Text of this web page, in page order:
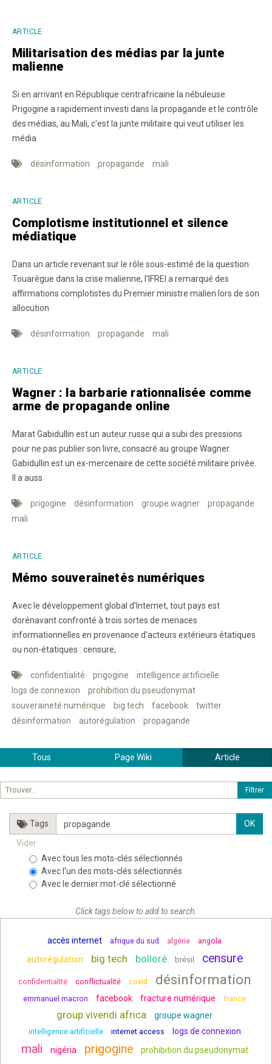
ARTICLE
Militarisation des médias par la junte
malienne
Si en arrivant en République centrafricaine la nébuleuse
Prigogine a rapidement investi dans la propagande et le contrôle
des médias, au Mali, c'est la junte militaire qui veut utiliser les
média
désinformation propagande mali
ARTICLE
Complotisme institutionnel et silence
médiatique
Dans un article revenant sur le rôle sous-estimé de la question
Touarègue dans la crise malienne, l'IFREI a remarqué des
affirmations complotistes du Premier ministre malien lors de son
allocution
désinformation propagande mali
ARTICLE
Wagner : la barbarie rationnalisée comme
arme de propagande online
Marat Gabidullin est un auteur russe qui a subi des pressions
pour ne pas publier son livre, consacré au groupe Wagner.
Gabidullin est un ex-mercenaire de cette société militaire privée.
Il a auss
prigogine désinformation groupe wagner
propagande
mali
ARTICLE
Mémo souverainetés numériques
Avec le développement global d'Internet, tout pays est
dorénavant confronté à trois sortes de menaces
informationnelles en provenance d'acteurs extérieurs étatiques
ou non-étatiques : censure,
confidentialité prigogine
intelligence artificielle
logs de connexion
prohibition du pseudonymat
souveraineté numérique
big tech facebook
twitter
désinformation
autorégulation propagande
Tous Page Wiki Article
Tags
Vider
Avec tous les mots-clés sélectionnés
Avec l'un des mots-clés sélectionnés
Avec le dernier mot-clé sélectionné
Click tags below to add to search.
accès internet afrique du sud algérie angola
autorégulation big tech bolloré brésil censure
confidentialité conflictualité covid désinformation
emmanuel macron facebook fracture numérique france
group vivendi africa groupe wagner
intelligence artificielle internet access logs de connexion
mali nigéria prigogine prohibition du pseudonymat